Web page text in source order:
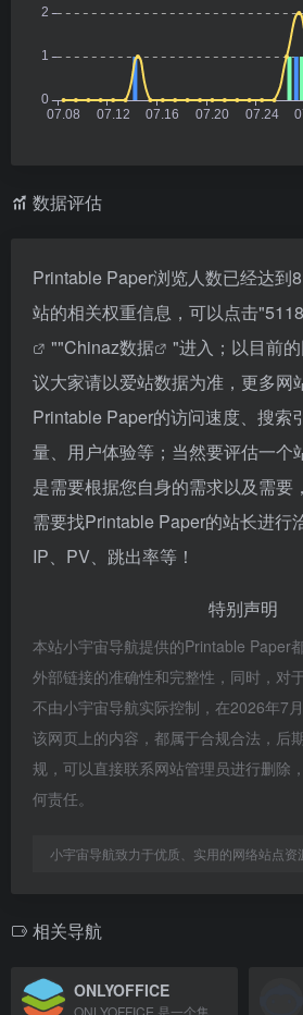
数据评估
Printable Paper浏览人数已经达到
站的相关权重信息，可以点击"
""Chinaz数据
"进入；以目前
议大家请以爱站数据为准，更多网
Printable Paper的访问速度、搜索
量、用户体验等；当然要评估一个
是需要根据您自身的需求以及需要
需要找Printable Paper的站长进行
IP、PV、跳出率等！
特别声明
本站小宇宙导航提供的Printable Paper
外部链接的准确性和完整性，同时，对
不由小宇宙导航实际控制，在2026年7
该网页上的内容，都属于合规合法，后
规，可以直接联系网站管理员进行删除
何责任。
小宇宙导航致力于优质、实用的网络站点资
相关导航
ONLYOFFICE